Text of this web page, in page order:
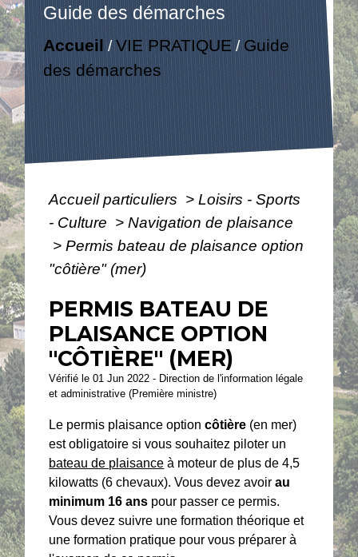
Guide des démarches
Accueil /VIE PRATIQUE / Guide
des démarches
Accueil particuliers > Loisirs - Sports
- Culture > Navigation de plaisance
> Permis bateau de plaisance option
"côtière" (mer)
PERMIS BATEAU DE
PLAISANCE OPTION
"CÔTIÈRE" (MER)
Vérifié le 01 Jun 2022 - Direction de l'information légale
et administrative (Première ministre)
Le permis plaisance optioncôtière (en mer)
est obligatoire si vous souhaitez piloter un
bateau de plaisance à moteur de plus de 4,5
kilowatts (6 chevaux). Vous devez avoirau
minimum 16 ans pour passer ce permis.
Vous devez suivre une formation théorique et
une formation pratique pour vous préparer à